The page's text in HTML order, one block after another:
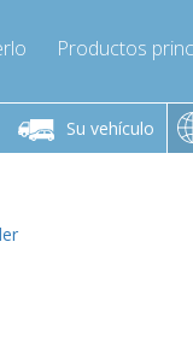
Productos
Su vehículo
9:00 a
16:00
De lunes a